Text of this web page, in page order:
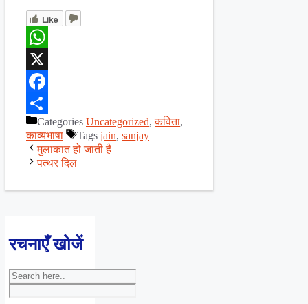
Like
WhatsApp
X
Facebook
ShareCategories Uncategorized,कविता,
काव्यभाषा
Tags jain, sanjay
मुलाकात हो जाती है
पत्थर दिल
रचनाएँ खोजें